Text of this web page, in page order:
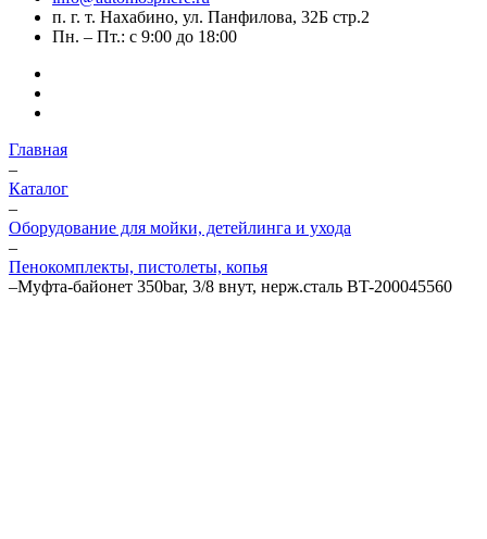
п. г. т. Нахабино, ул. Панфилова, 32Б стр.2
Пн. – Пт.: с 9:00 до 18:00
Главная
–
Каталог
–
Оборудование для мойки, детейлинга и ухода
–
Пенокомплекты, пистолеты, копья
–Муфта-байонет 350bar, 3/8 внут, нерж.сталь BT-200045560